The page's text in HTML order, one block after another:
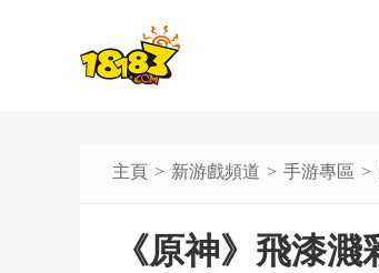
主頁 新游戲頻道 手游專區
《原神》飛漆